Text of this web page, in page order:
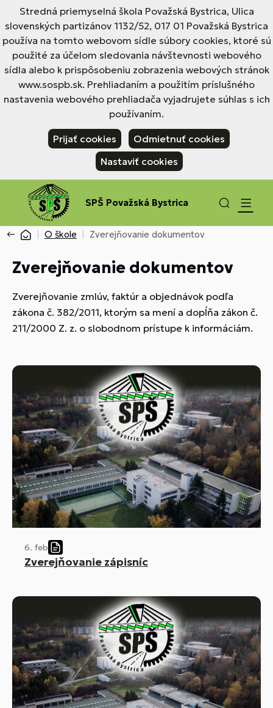
Stredná priemyselná škola Považská Bystrica, Ulica
slovenských partizánov 1132/52, 017 01 Považská Bystrica
používa na tomto webovom sídle súbory cookies, ktoré sú
použité za účelom sledovania návštevnosti webového
sídla alebo k prispôsobeniu zobrazenia webových stránok
www.sospb.sk. Prehliadaním a použitím príslušného
nastavenia webového prehliadača vyjadrujete súhlas s ich
používaním.
Prijať cookies
Odmietnuť cookies
Nastaviť cookies
SPŠ Považská Bystrica
O škole Zverejňovanie dokumentov
Zverejňovanie dokumentov
Zverejňovanie zmlúv, faktúr a objednávok podľa
zákona č. 382/2011, ktorým sa mení a dopĺňa zákon č.
211/2000 Z. z. o slobodnom prístupe k informáciám.
6. feb
Zverejňovanie zápisníc